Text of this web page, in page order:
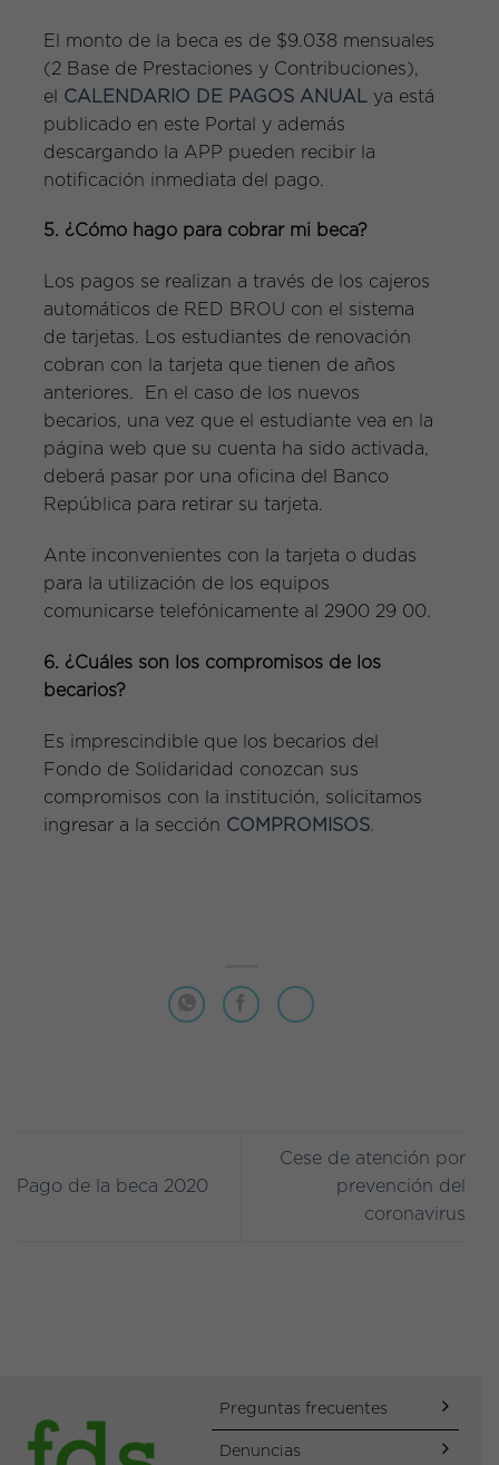
El monto de la beca es de $9.038 mensuales
(2 Base de Prestaciones y Contribuciones),
el
CALENDARIO DE PAGOS ANUAL ya está
publicado en este Portal y además
descargando la APP pueden recibir la
notificación inmediata del pago.
5. ¿Cómo hago para cobrar mi beca?
Los pagos se realizan a través de los cajeros
automáticos de RED BROU con el sistema
de tarjetas. Los estudiantes de renovación
cobran con la tarjeta que tienen de años
anteriores. En el caso de los nuevos
becarios, una vez que el estudiante vea en la
página web que su cuenta ha sido activada,
deberá pasar por una oficina del Banco
República para retirar su tarjeta.
Ante inconvenientes con la tarjeta o dudas
para la utilización de los equipos
comunicarse telefónicamente al 2900 29 00.
6. ¿Cuáles son los compromisos de los
becarios?
Es imprescindible que los becarios del
Fondo de Solidaridad conozcan sus
compromisos con la institución, solicitamos
ingresar a la sección COMPROMISOS
Pago de la beca 2020
Cese de atención por
prevención del
coronavirus
Preguntas frecuentes
Denuncias